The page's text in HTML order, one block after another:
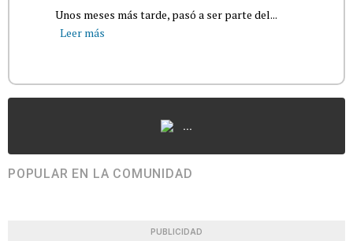
Unos meses más tarde, pasó a ser parte del...
Leer más
...
POPULAR EN LA COMUNIDAD
PUBLICIDAD